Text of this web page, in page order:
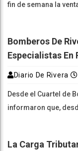
fin de semana la
Bomberos De
Especialistas En
Diario De Rivera
Desde el Cuartel de
informaron que,
La Carga